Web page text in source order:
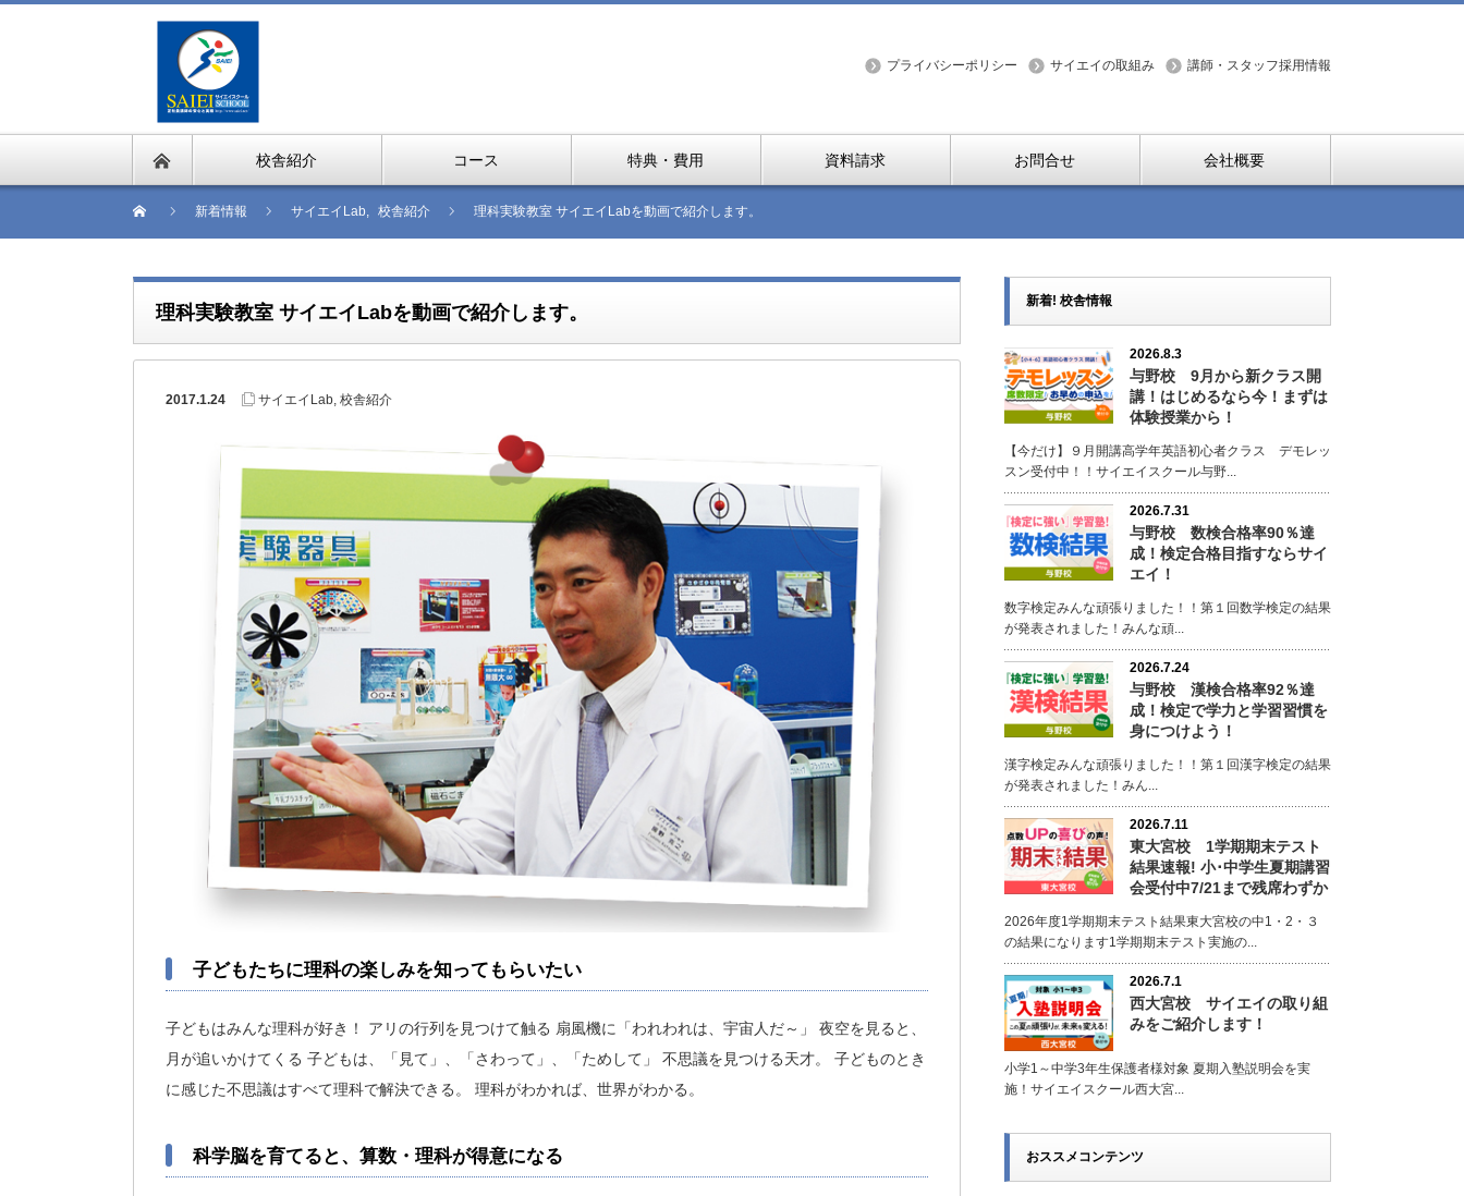
プライバシーポリシー サイエイの取組み 講師・スタッフ採用情報
校舎紹介 コース 特典・費用 資料請求 お問合せ 会社概要
新着情報 サイエイLab, 校舎紹介 理科実験教室 サイエイLabを動画で紹介します。
理科実験教室 サイエイLabを動画で紹介します。
2017.1.24 サイエイLab, 校舎紹介
子どもたちに理科の楽しみを知ってもらいたい
子どもはみんな理科が好き！ アリの行列を見つけて触る 扇風機に「われわれは、宇宙人だ～」 夜空を見ると、
月が追いかけてくる 子どもは、「見て」、「さわって」、「ためして」 不思議を見つける天才。 子どものとき
に感じた不思議はすべて理科で解決できる。 理科がわかれば、世界がわかる。
科学脳を育てると、算数・理科が得意になる
新着! 校舎情報
2026.8.3
与野校 9月から新クラス開
講！はじめるなら今！まずは
体験授業から！
【今だけ】９月開講高学年英語初心者クラス デモレッ
スン受付中！！サイエイスクール与野...
2026.7.31
与野校 数検合格率90％達
成！検定合格目指すならサイ
エイ！
数字検定みんな頑張りました！！第１回数学検定の結果
が発表されました！みんな頑...
2026.7.24
与野校 漢検合格率92％達
成！検定で学力と学習習慣を
身につけよう！
漢字検定みんな頑張りました！！第１回漢字検定の結果
が発表されました！みん...
2026.7.11
東大宮校 1学期期末テスト
結果速報! 小･中学生夏期講習
会受付中7/21まで残席わずか
2026年度1学期期末テスト結果東大宮校の中1・2・３
の結果になります1学期期末テスト実施の...
2026.7.1
西大宮校 サイエイの取り組
みをご紹介します！
小学1～中学3年生保護者様対象 夏期入塾説明会を実
施！サイエイスクール西大宮...
おススメコンテンツ